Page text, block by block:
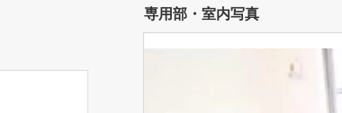
専用部・室内写真